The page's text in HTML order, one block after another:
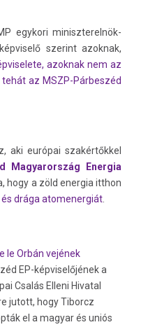
egykori miniszterelnök-
szerint azoknak,
azoknak nem az
tehát az MSZP-Párbeszéd
aki európai szakértőkkel
Magyarország Energia
hogy a zöld energia itthon
drága atomenergiát.
le Orbán vejének
EP-képviselőjének a
Csalás Elleni Hivatal
jutott, hogy Tiborcz
el a magyar és uniós